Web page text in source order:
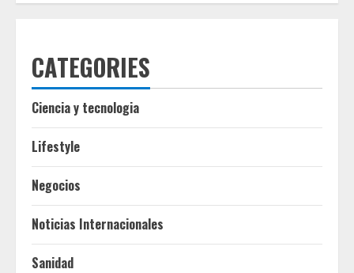
CATEGORIES
Ciencia y tecnologia
Lifestyle
Negocios
Noticias Internacionales
Sanidad